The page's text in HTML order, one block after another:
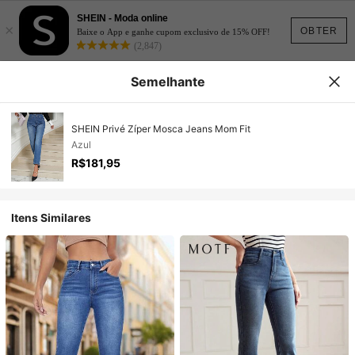
OBTER
×
SHEIN - Moda online
Baixe o App e ganhe cupom exclusivo de 15% OFF!
(2,847)
Semelhante
SHEIN Privé Zíper Mosca Jeans Mom Fit
Azul
R$181,95
Itens Similares